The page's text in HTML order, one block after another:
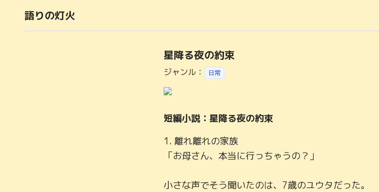
語りの灯火
星降る夜の約束
ジャンル： 日常
短編小説：星降る夜の約束
1. 離れ離れの家族
「お母さん、本当に行っちゃうの？」
小さな声でそう聞いたのは、7歳のユウタだった。